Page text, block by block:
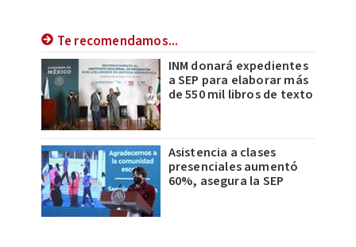
Te recomendamos...
INM donará expedientes
a SEP para elaborar más
de 550 mil libros de texto
Asistencia a clases
presenciales aumentó
60%, asegura la SEP